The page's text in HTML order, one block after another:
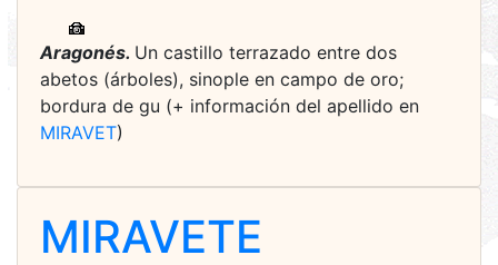
Aragonés. Un castillo terrazado entre dos
abetos (árboles), sinople en campo de oro;
bordura de gu (+ información del apellido en
MIRAVET)
MIRAVETE